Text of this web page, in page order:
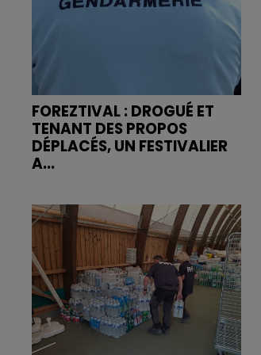
FOREZTIVAL : DROGUÉ ET
TENANT DES PROPOS
DÉPLACÉS, UN FESTIVALIER
A...